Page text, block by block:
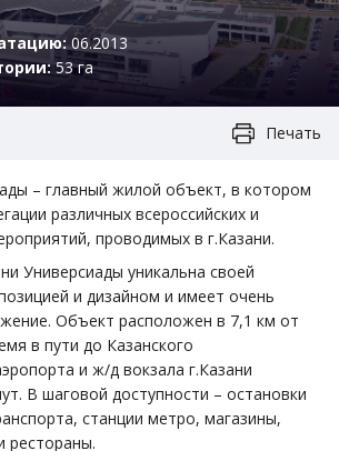
06.2013
53 га
Печать
– главный жилой объект, в котором
различных всероссийских и
проводимых в г.Казани.
Универсиады уникальна своей
и дизайном и имеет очень
Объект расположен в 7,1 км от
в пути до Казанского
и ж/д вокзала г.Казани
В шаговой доступности – остановки
станции метро, магазины,
рестораны.